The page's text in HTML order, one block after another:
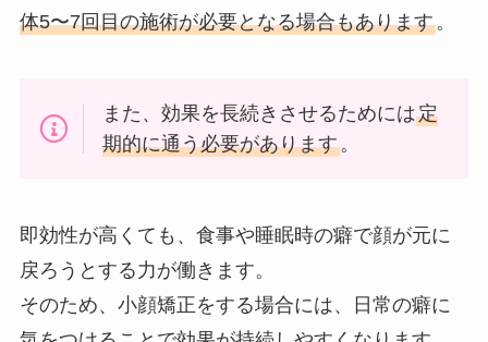
体5〜7回目の施術が必要となる場合もあります。
また、効果を長続きさせるためには定
期的に通う必要があります。
即効性が高くても、食事や睡眠時の癖で顔が元に
戻ろうとする力が働きます。
そのため、小顔矯正をする場合には、日常の癖に